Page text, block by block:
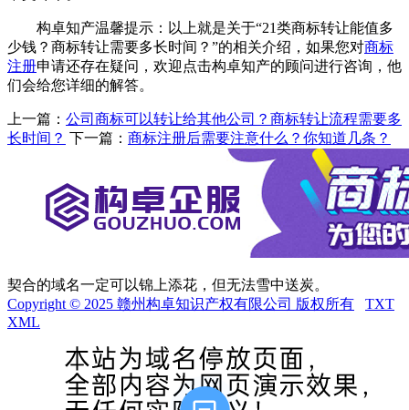
构卓知产温馨提示：以上就是关于“21类商标转让能值多
少钱？商标转让需要多长时间？”的相关介绍，如果您对商标
注册申请还存在疑问，欢迎点击构卓知产的顾问进行咨询，他
们会给您详细的解答。
上一篇： 公司商标可以转让给其他公司？商标转让流程需要多
长时间？ 下一篇： 商标注册后需要注意什么？你知道几条？
契合的域名一定可以锦上添花，但无法雪中送炭。
Copyright © 2025 赣州构卓知识产权有限公司 版权所有
TXT
XML